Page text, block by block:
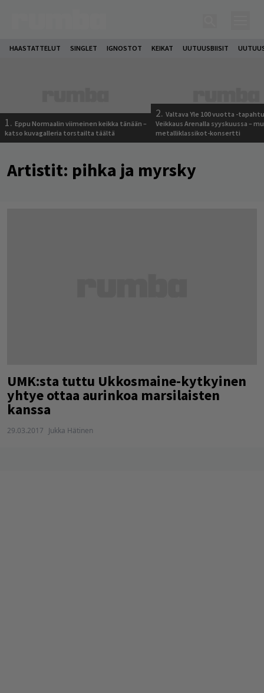
HAASTATTELUT SINGLET IGNOSTOT KEIKAT UUTUUSBIISIT
1. Eppu Normaalin viimeinen keikka tänään –
katso kuvagalleria torstailta täältä
2. Valtava Yle 100 vuotta -
Veikkaus Arenalla syyskuussa –
metalliklassikot-konsertti
Artistit: pihka ja myrsky
UMK:sta tuttu Ukkosmaine-kytkyinen
yhtye ottaa aurinkoa marsilaisten
kanssa
29.03.2017 Jukka Hätinen